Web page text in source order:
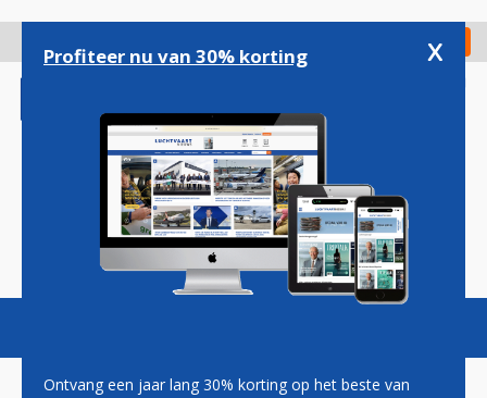
gaan
Check in
Magazine Podcasts Vacatures
Profiteer nu van 30% korting x
Ontvang een jaar lang 30% korting op het beste van